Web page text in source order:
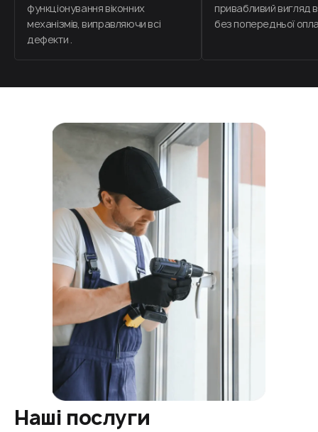
функціонування віконних
механізмів, виправляючи всі
дефекти .
привабливий вигляд
без попередньої
Наші послуги